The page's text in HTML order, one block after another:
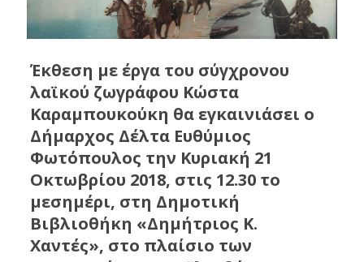
Έκθεση με έργα του σύγχρονου
λαϊκού ζωγράφου Κώστα
Καραμπουκούκη θα εγκαινιάσει ο
Δήμαρχος Δέλτα Ευθύμιος
Φωτόπουλος την Κυριακή 21
Οκτωβρίου 2018, στις 12.30 το
μεσημέρι, στη Δημοτική
Βιβλιοθήκη «Δημήτριος Κ.
Χαντές», στο πλαίσιο των